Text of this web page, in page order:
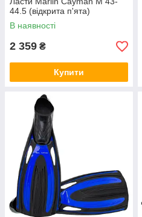
44.5 (відкрита п'ята)
В наявності
2 359 ₴
Купити